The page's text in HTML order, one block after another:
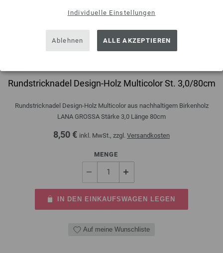
Individuelle Einstellungen
Ablehnen ALLE AKZEPTIEREN
Rundstricknadel Design-Holz Multicolor St. 3,0/80cm
Rundstricknadel Design-Holz Multicolor aus nachhaltigem Birkenholz
LANA GROSSA Stärke 3,0 Länge 80cm
8,50 € inkl. MwSt., zzgl. Versandkosten
MENGE
IN DEN EINKAUFSWAGEN LEGEN
Auf meine Wunschliste